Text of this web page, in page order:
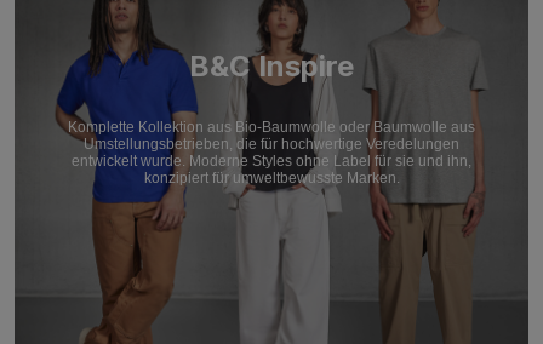
B&C Inspire
Komplette Kollektion aus Bio-Baumwolle oder Baumwolle aus
Umstellungsbetrieben, die für hochwertige Veredelungen
entwickelt wurde. Moderne Styles ohne Label für sie und ihn,
konzipiert für umweltbewusste Marken.